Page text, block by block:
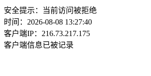
安全提示：当前访问被拒绝
时间：2026-08-08 13:27:40
客户端IP：216.73.217.175
客户端信息已被记录